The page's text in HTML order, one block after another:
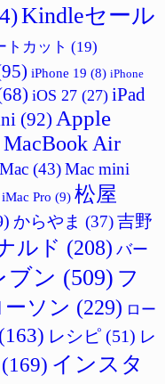
Kindleセール
トカット (19)
iPhone 19 (8) iPhone
iOS 27 (27) iPad
(92) Apple
MacBook Air
(43)Mac mini
iMac Pro (9) 松屋
からやま (37)吉野
ルド (208) バー
ブン (509) フ
ーソン (229) ロー
(163) レシピ (51) レ
(169) インスタ